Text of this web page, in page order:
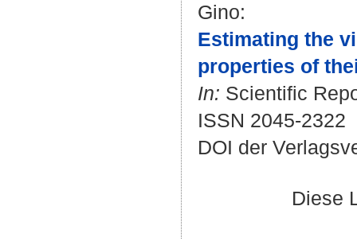
Gino:
Estimating the
properties of
In: Scientific
ISSN 2045-2322
DOI der
Diese